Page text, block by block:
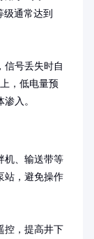
通常达到
信号丢失时自
，低电量预
入。
机、输送带等
站，避免操作
控，提高井下